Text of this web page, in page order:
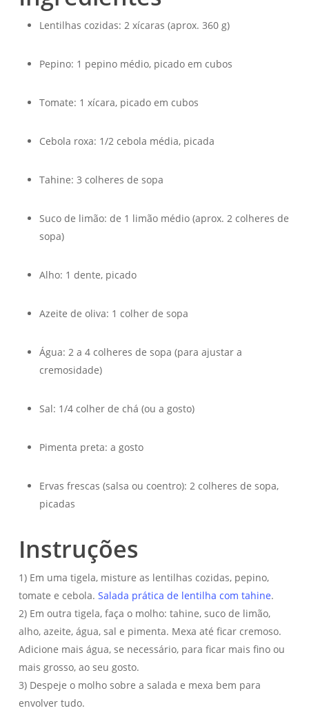
Lentilhas cozidas: 2 xícaras (aprox. 360 g)
Pepino: 1 pepino médio, picado em cubos
Tomate: 1 xícara, picado em cubos
Cebola roxa: 1/2 cebola média, picada
Tahine: 3 colheres de sopa
Suco de limão: de 1 limão médio (aprox. 2 colheres de
sopa)
Alho: 1 dente, picado
Azeite de oliva: 1 colher de sopa
Água: 2 a 4 colheres de sopa (para ajustar a
cremosidade)
Sal: 1/4 colher de chá (ou a gosto)
Pimenta preta: a gosto
Ervas frescas (salsa ou coentro): 2 colheres de sopa,
picadas
Instruções
1) Em uma tigela, misture as lentilhas cozidas, pepino,
tomate e cebola. Salada prática de lentilha com tahine.
2) Em outra tigela, faça o molho: tahine, suco de limão,
alho, azeite, água, sal e pimenta. Mexa até ficar cremoso.
Adicione mais água, se necessário, para ficar mais fino ou
mais grosso, ao seu gosto.
3) Despeje o molho sobre a salada e mexa bem para
envolver tudo.